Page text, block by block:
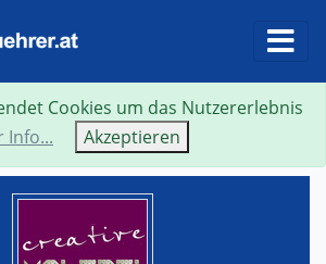
Suche Zurück
Cookies um das Nutzererlebnis
Info... Akzeptieren